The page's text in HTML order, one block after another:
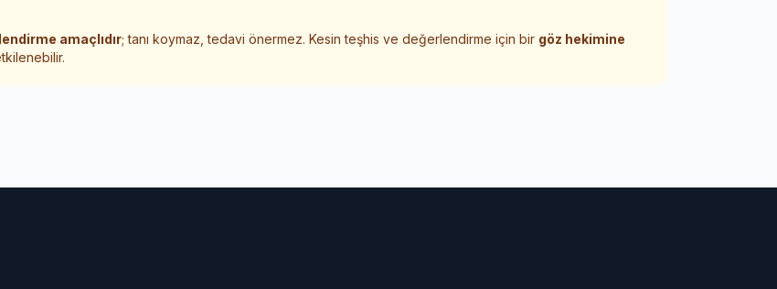
amaçlıdır; tanı koymaz, tedavi önermez. Kesin teşhis ve değerlendirme için bir göz hekimine